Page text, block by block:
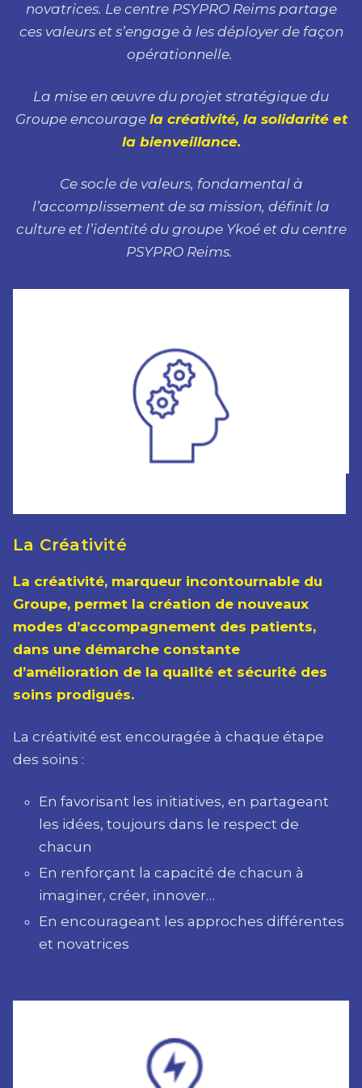
novatrices. Le centre PSYPRO Reims partage
ces valeurs et s’engage à les déployer de façon
opérationnelle.
La mise en œuvre du projet stratégique du
Groupe encourage la créativité, la solidarité et
la bienveillance.
Ce socle de valeurs, fondamental à
l’accomplissement de sa mission, définit la
culture et l’identité du groupe Ykoé et du centre
PSYPRO Reims.
La Créativité
La créativité, marqueur incontournable du
Groupe, permet la création de nouveaux
modes d’accompagnement des patients,
dans une démarche constante
d’amélioration de la qualité et sécurité des
soins prodigués.
La créativité est encouragée à chaque étape
des soins :
En favorisant les initiatives, en partageant
les idées, toujours dans le respect de
chacun
En renforçant la capacité de chacun à
imaginer, créer, innover…
En encourageant les approches différentes
et novatrices